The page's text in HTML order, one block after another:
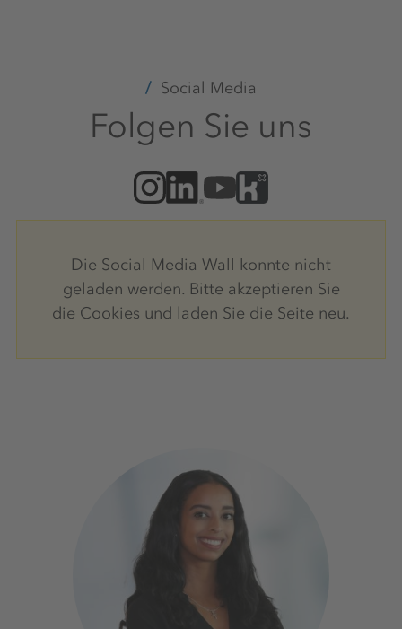
Social Media
Folgen Sie uns
Die Social Media Wall konnte nicht
geladen werden. Bitte akzeptieren Sie
die Cookies und laden Sie die Seite neu.